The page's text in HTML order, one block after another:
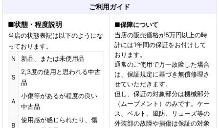
ご利用ガイド
■状態・程度説明
当店の状態表記は以下のようにな
っております。
Ｎ
新品、または未使用品
Ｓ
2,3度の使用と思われる中古
品
Ａ
小傷等があるが程度の良い
中古品
Ｂ
使用感が感じられたり、傷
■保障について
当店の販売価格が5万円以上の時
計には1年間の保証をお付けして
おります。
通常のご使用で万一故障した場合
は、保証規定に基づき無償修理さ
せていただきます。
但し、保証の対象部分は機械部分
（ムーブメント）のみです。ケー
ス、ベルト、風防、リューズ等の
外装部の故障や損傷は保証の対象